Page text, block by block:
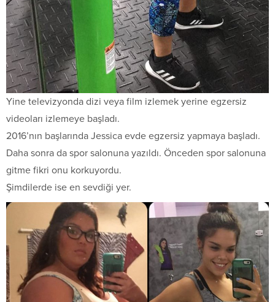
Yine televizyonda dizi veya film izlemek yerine egzersiz
videoları izlemeye başladı.
2016’nın başlarında Jessica evde egzersiz yapmaya başladı.
Daha sonra da spor salonuna yazıldı. Önceden spor salonuna
gitme fikri onu korkuyordu.
Şimdilerde ise en sevdiği yer.